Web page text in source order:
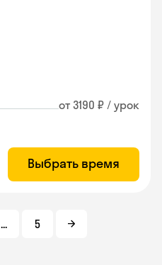
от 3190 ₽ / урок
Выбрать время
... 5